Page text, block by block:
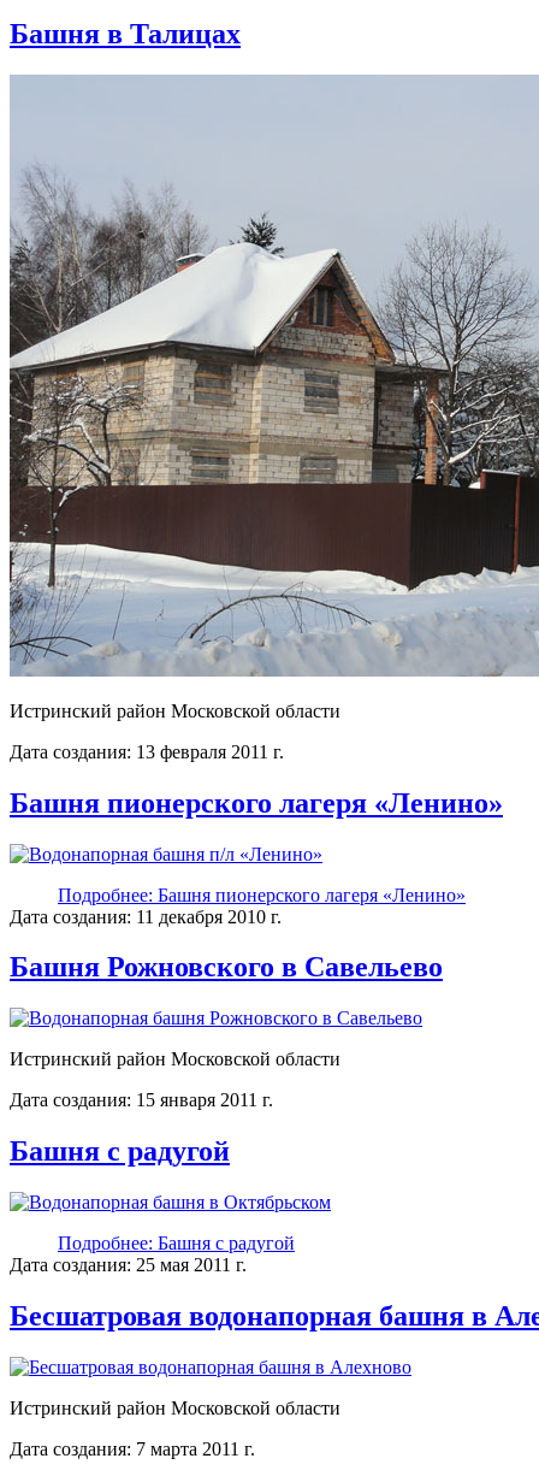
Башня в Талицах
Истринский район Московской области
Дата создания: 13 февраля 2011 г.
Башня пионерского лагеря «Ленино»
Подробнее: Башня пионерского лагеря «Ленино»
Дата создания: 11 декабря 2010 г.
Башня Рожновского в Савельево
Истринский район Московской области
Дата создания: 15 января 2011 г.
Башня с радугой
Подробнее: Башня с радугой
Дата создания: 25 мая 2011 г.
Бесшатровая водонапорная башня в
Истринский район Московской области
Дата создания: 7 марта 2011 г.